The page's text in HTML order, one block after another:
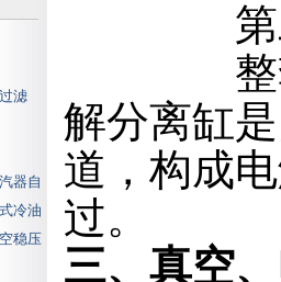
滤
器自
冷油
稳压
第二步
整套设
解分离缸
道，构成
过。
三、真空